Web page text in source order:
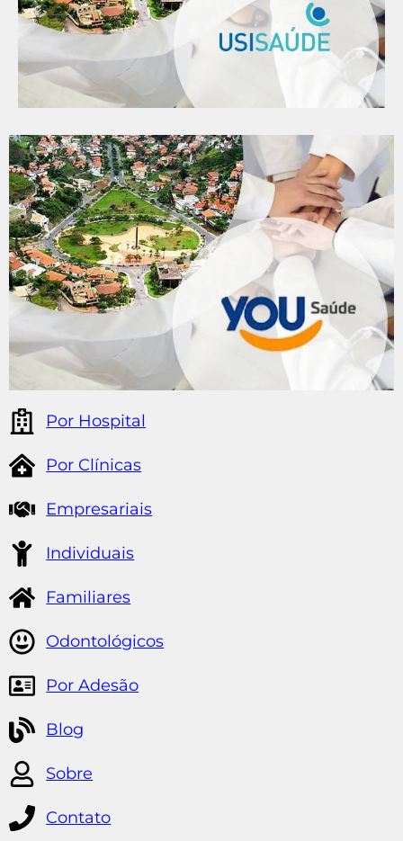
Por Hospital
Por Clínicas
Empresariais
Individuais
Familiares
Odontológicos
Por Adesão
Blog
Sobre
Contato